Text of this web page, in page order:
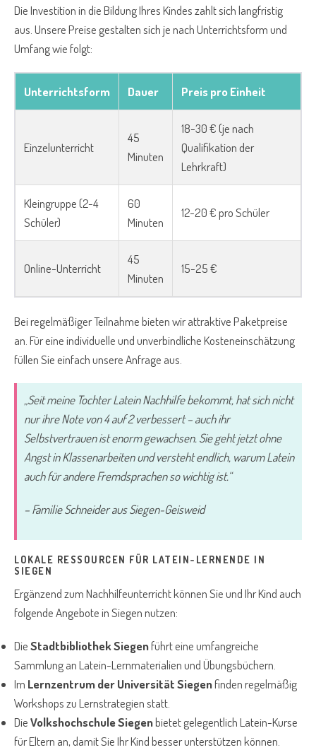
Die Investition in die Bildung Ihres Kindes zahlt sich langfristig
aus. Unsere Preise gestalten sich je nach Unterrichtsform und
Umfang wie folgt:
Unterrichtsform Dauer Preis pro Einheit
Einzelunterricht
45
Minuten
18-30 € (je nach
Qualifikation der
Lehrkraft)
Kleingruppe (2-4
Schüler)
60
Minuten
12-20 € pro Schüler
Online-Unterricht
45
Minuten
15-25 €
Bei regelmäßiger Teilnahme bieten wir attraktive Paketpreise
an. Für eine individuelle und unverbindliche Kosteneinschätzung
füllen Sie einfach unsere Anfrage aus.
„Seit meine Tochter Latein Nachhilfe bekommt, hat sich nicht
nur ihre Note von 4 auf 2 verbessert – auch ihr
Selbstvertrauen ist enorm gewachsen. Sie geht jetzt ohne
Angst in Klassenarbeiten und versteht endlich, warum Latein
auch für andere Fremdsprachen so wichtig ist.“
– Familie Schneider aus Siegen-Geisweid
LOKALE RESSOURCEN FÜR LATEIN-LERNENDE IN
SIEGEN
Ergänzend zum Nachhilfeunterricht können Sie und Ihr Kind auch
folgende Angebote in Siegen nutzen:
DieStadtbibliothek Siegenführt eine umfangreiche
Sammlung an Latein-Lernmaterialien und Übungsbüchern.
Im Lernzentrum der Universität Siegenfinden regelmäßig
Workshops zu Lernstrategien statt.
DieVolkshochschule Siegenbietet gelegentlich Latein-Kurse
für Eltern an, damit Sie Ihr Kind besser unterstützen können.